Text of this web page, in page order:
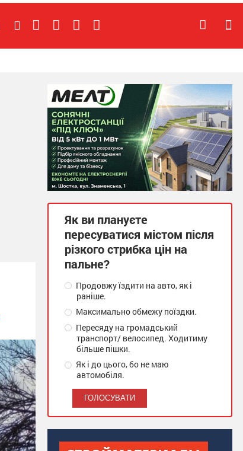
Як ви плануєте
пересуватися містом після
різкого стрибка цін на
пальне?
Продовжу їздити на авто, як і
раніше.
Максимально обмежу поїздки.
Пересяду на громадський
транспорт/ велосипед. Ходитиму
більше пішки.
Як і до цього, бо не маю
автомобіля.